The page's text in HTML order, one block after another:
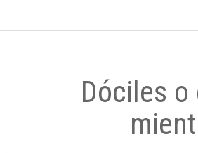
Dóciles o